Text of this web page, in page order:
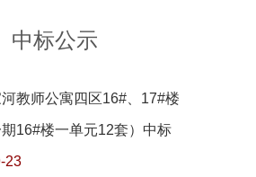
中标公示
教师公寓四区16#、17#楼
16#楼一单元12套）中标
23